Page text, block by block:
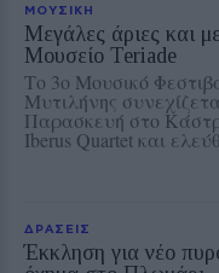
ΜΟΥΣΙΚΗ
Μεγάλες άριες και
Μουσείο Teriade
Το 3ο Μουσικό
Μυτιλήνης
Παρασκευή στο
Iberus Quartet και
ΔΡΑΣΕΙΣ
Έκκληση για νέο